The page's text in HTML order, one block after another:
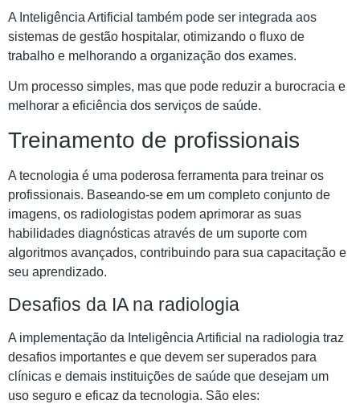
A Inteligência Artificial também pode ser integrada aos
sistemas de gestão hospitalar, otimizando o fluxo de
trabalho e melhorando a organização dos exames.
Um processo simples, mas que pode reduzir a burocracia e
melhorar a eficiência dos serviços de saúde.
Treinamento de profissionais
A tecnologia é uma poderosa ferramenta para treinar os
profissionais. Baseando-se em um completo conjunto de
imagens, os radiologistas podem aprimorar as suas
habilidades diagnósticas através de um suporte com
algoritmos avançados, contribuindo para sua capacitação e
seu aprendizado.
Desafios da IA na radiologia
A implementação da Inteligência Artificial na radiologia traz
desafios importantes e que devem ser superados para
clínicas e demais instituições de saúde que desejam um
uso seguro e eficaz da tecnologia. São eles: